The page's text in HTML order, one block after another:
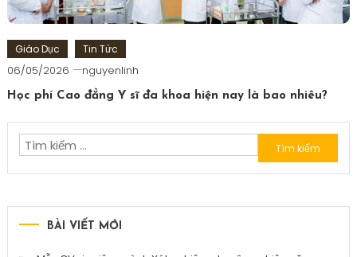
Giáo Dục Tin Tức
06/05/2026 nguyenlinh
Học phí Cao đẳng Y sĩ đa khoa hiện nay là bao nhiêu?
Tìm
kiếm
BÀI VIẾT MỚI